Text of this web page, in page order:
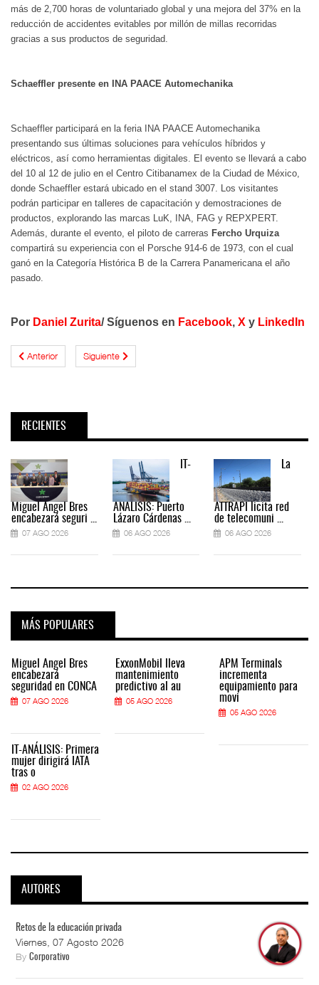
más de 2,700 horas de voluntariado global y una mejora del 37% en la
reducción de accidentes evitables por millón de millas recorridas
gracias a sus productos de seguridad.
Schaeffler presente en INA PAACE Automechanika
Schaeffler participará en la feria INA PAACE Automechanika
presentando sus últimas soluciones para vehículos híbridos y
eléctricos, así como herramientas digitales. El evento se llevará a cabo
del 10 al 12 de julio en el Centro Citibanamex de la Ciudad de México,
donde Schaeffler estará ubicado en el stand 3007. Los visitantes
podrán participar en talleres de capacitación y demostraciones de
productos, explorando las marcas LuK, INA, FAG y REPXPERT.
Además, durante el evento, el piloto de carreras Fercho Urquiza
compartirá su experiencia con el Porsche 914-6 de 1973, con el cual
ganó en la Categoría Histórica B de la Carrera Panamericana el año
pasado.
Por Daniel Zurita/Síguenos en Facebook, X y LinkedIn
Anterior Siguiente
RECIENTES
Miguel Ángel Bres
encabezará seguri ...
07 AGO 2026
IT-
ANÁLISIS: Puerto
Lázaro Cárdenas ...
06 AGO 2026
La
ATTRAPI licita red
de telecomuni ...
06 AGO 2026
MÁS POPULARES
Miguel Ángel Bres
encabezará
seguridad en CONCA
07 AGO 2026
IT-ANÁLISIS: Primera
mujer dirigirá IATA
tras o
02 AGO 2026
ExxonMobil lleva
mantenimiento
predictivo al au
05 AGO 2026
APM Terminals
incrementa
equipamiento para
movi
05 AGO 2026
AUTORES
Retos de la educación privada
Viernes, 07 Agosto 2026
By Corporativo